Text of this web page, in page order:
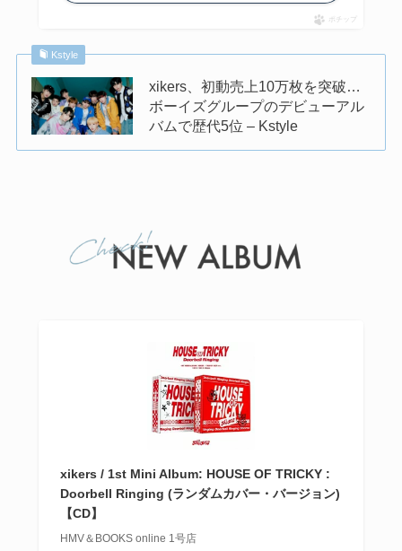
ポチップ
Kstyle
xikers、初動売上10万枚を突破…
ボーイズグループのデビューアル
バムで歴代5位 – Kstyle
xikers / 1st Mini Album: HOUSE OF TRICKY :
Doorbell Ringing (ランダムカバー・バージョン)
【CD】
HMV＆BOOKS online 1号店